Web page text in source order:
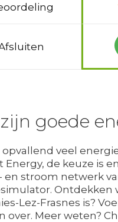
goede
opvallend veel
Energy, de keuze is
en stroom netwerk
Ontdekken
Lez-Frasnes is?
over. Meer weten?